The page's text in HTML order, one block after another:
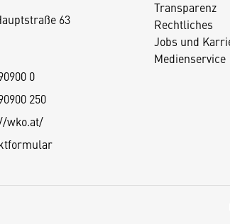
Transparenz
Rechtliches
Jobs und
Medienservice
63
0
250
wko.at/